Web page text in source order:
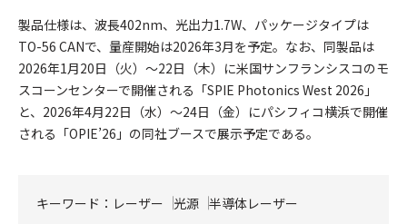
製品仕様は、波長402nm、光出力1.7W、パッケージタイプは
TO-56 CANで、量産開始は2026年3月を予定。なお、同製品は
2026年1月20日（火）～22日（木）に米国サンフランシスコのモ
スコーンセンターで開催される「SPIE Photonics West 2026」
と、2026年4月22日（水）～24日（金）にパシフィコ横浜で開催
される「OPIE’26」の同社ブースで展示予定である。
キーワード： レーザー 光源 半導体レーザー